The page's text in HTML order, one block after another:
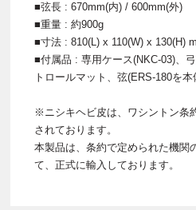
■弦長 : 670mm(内) / 600mm(外)
■重量 : 約900g
■寸法 : 810(L) x 110(W) x 130(H)
■付属品 : 専用ケース(NKC-03)、
トロールマット、弦(ERS-180を
※ニシキヘビ皮は、ワシントン条
されております。
本製品は、条約で定められた機関
て、正式に輸入しております。